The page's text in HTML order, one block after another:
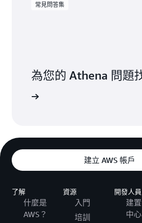
常見問答集
為您的 Athena 問題
建立 AWS 帳戶
了解
什麼是
AWS？
資源
入門
培訓
開發人員
建
中心